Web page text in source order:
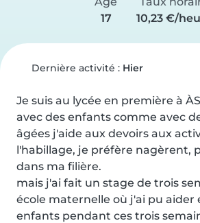
17
10,23 €/
Dernière activité : Hier
Je suis au lycée en première à
avec des enfants comme avec
âgées j'aide aux devoirs aux
l'habillage, je préfère nagèrent,
dans ma filière.
mais j'ai fait un stage de trois
école maternelle où j'ai pu aider
enfants pendant ces trois